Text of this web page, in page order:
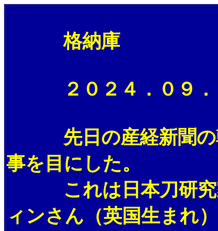
格納庫
２０２４．０９．
先日の産経新聞の朝
事を目にした。
これは日本刀研究家
ィンさん（英国生まれ